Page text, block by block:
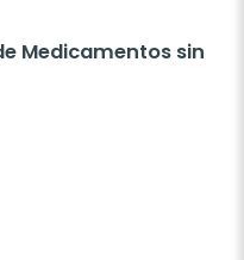
Medicamentos sin